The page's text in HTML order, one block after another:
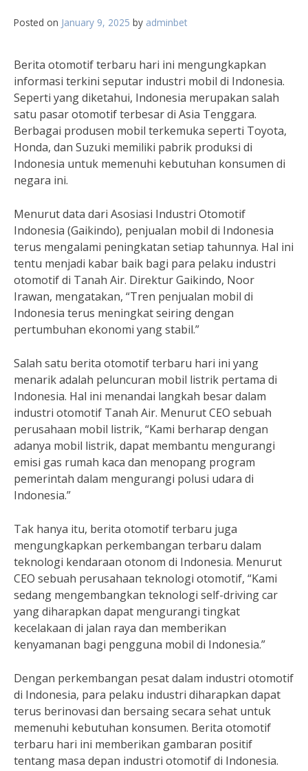
Posted on January 9, 2025 by adminbet
Berita otomotif terbaru hari ini mengungkapkan
informasi terkini seputar industri mobil di Indonesia.
Seperti yang diketahui, Indonesia merupakan salah
satu pasar otomotif terbesar di Asia Tenggara.
Berbagai produsen mobil terkemuka seperti Toyota,
Honda, dan Suzuki memiliki pabrik produksi di
Indonesia untuk memenuhi kebutuhan konsumen di
negara ini.
Menurut data dari Asosiasi Industri Otomotif
Indonesia (Gaikindo), penjualan mobil di Indonesia
terus mengalami peningkatan setiap tahunnya. Hal ini
tentu menjadi kabar baik bagi para pelaku industri
otomotif di Tanah Air. Direktur Gaikindo, Noor
Irawan, mengatakan, “Tren penjualan mobil di
Indonesia terus meningkat seiring dengan
pertumbuhan ekonomi yang stabil.”
Salah satu berita otomotif terbaru hari ini yang
menarik adalah peluncuran mobil listrik pertama di
Indonesia. Hal ini menandai langkah besar dalam
industri otomotif Tanah Air. Menurut CEO sebuah
perusahaan mobil listrik, “Kami berharap dengan
adanya mobil listrik, dapat membantu mengurangi
emisi gas rumah kaca dan menopang program
pemerintah dalam mengurangi polusi udara di
Indonesia.”
Tak hanya itu, berita otomotif terbaru juga
mengungkapkan perkembangan terbaru dalam
teknologi kendaraan otonom di Indonesia. Menurut
CEO sebuah perusahaan teknologi otomotif, “Kami
sedang mengembangkan teknologi self-driving car
yang diharapkan dapat mengurangi tingkat
kecelakaan di jalan raya dan memberikan
kenyamanan bagi pengguna mobil di Indonesia.”
Dengan perkembangan pesat dalam industri otomotif
di Indonesia, para pelaku industri diharapkan dapat
terus berinovasi dan bersaing secara sehat untuk
memenuhi kebutuhan konsumen. Berita otomotif
terbaru hari ini memberikan gambaran positif
tentang masa depan industri otomotif di Indonesia.